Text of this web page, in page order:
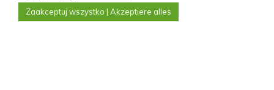
Zaakceptuj wszystko | Akzeptiere alles